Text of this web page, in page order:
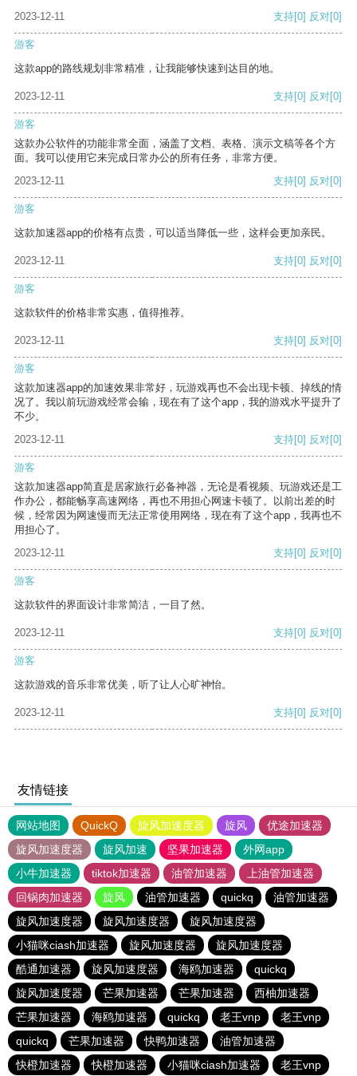
2023-12-11 支持[0] 反对[0]
游客
这款app的路线规划非常精准，让我能够快速到达目的地。
2023-12-11 支持[0] 反对[0]
游客
这款办公软件的功能非常全面，涵盖了文档、表格、演示文稿等各个方
面。我可以使用它来完成日常办公的所有任务，非常方便。
2023-12-11
支持[0] 反对[0]
游客
这款加速器app的价格有点贵，可以适当降低一些，这样会更加亲民。
2023-12-11 支持[0] 反对[0]
游客
这款软件的价格非常实惠，值得推荐。
2023-12-11 支持[0] 反对[0]
游客
这款加速器app的加速效果非常好，玩游戏再也不会出现卡顿、掉线的情
况了。我以前玩游戏经常会输，现在有了这个app，我的游戏水平提升了
不少。
2023-12-11
支持[0] 反对[0]
游客
这款加速器app简直是居家旅行必备神器，无论是看视频、玩游戏还是工
作办公，都能畅享高速网络，再也不用担心网速卡顿了。以前出差的时
候，经常因为网速慢而无法正常使用网络，现在有了这个app，我再也不
用担心了。
2023-12-11
支持[0] 反对[0]
游客
这款软件的界面设计非常简洁，一目了然。
2023-12-11 支持[0] 反对[0]
游客
这款游戏的音乐非常优美，听了让人心旷神怡。
2023-12-11 支持[0] 反对[0]
友情链接
网站地图 QuickQ 旋风加速度器 旋风
优途加速器
旋风加速度器
旋风加速 坚果加速器
外网app
小牛加速器
tiktok加速器 油管加速器
上油管加速器
回锅肉加速器
旋风 油管加速器 quickq
油管加速器
旋风加速度器
旋风加速度器
旋风加速度器
小猫咪ciash加速器
旋风加速度器
旋风加速度器
酷通加速器
旋风加速度器 海鸥加速器
quickq
旋风加速度器
芒果加速器 芒果加速器
西柚加速器
芒果加速器
海鸥加速器 quickq 老王vnp
老王vnp
quickq
芒果加速器 快鸭加速器
油管加速器
快橙加速器
快橙加速器 小猫咪ciash加速器 老王vnp